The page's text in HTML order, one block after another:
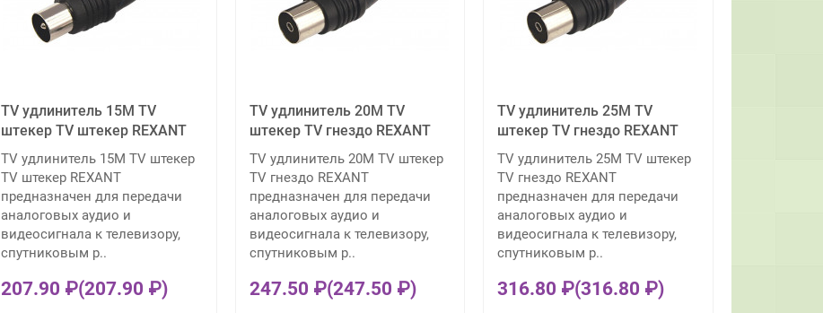
TV удлинитель 15М TV
штекер TV штекер REXANT
TV удлинитель 15М TV штекер
TV штекер REXANT
предназначен для передачи
аналоговых аудио и
видеосигнала к телевизору,
спутниковым р..
207.90 ₽(207.90 ₽)
TV удлинитель 20М TV
штекер TV гнездо REXANT
TV удлинитель 20М TV штекер
TV гнездо REXANT
предназначен для передачи
аналоговых аудио и
видеосигнала к телевизору,
спутниковым р..
247.50 ₽(247.50 ₽)
TV удлинитель 25М TV
штекер TV гнездо REXANT
TV удлинитель 25М TV штекер
TV гнездо REXANT
предназначен для передачи
аналоговых аудио и
видеосигнала к телевизору,
спутниковым р..
316.80 ₽(316.80 ₽)